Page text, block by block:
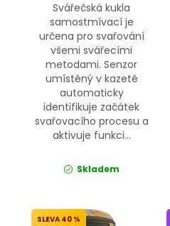
Svářečská kukla
samostmívací je
určena pro svařování
všemi svářecími
metodami. Senzor
umístěný v kazetě
automaticky
identifikuje začátek
svařovacího procesu a
aktivuje funkci...
Skladem
40 %